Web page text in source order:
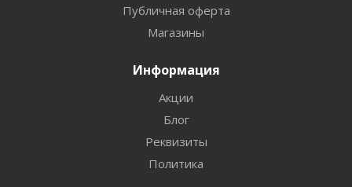
Публичная оферта
Магазины
Информация
Акции
Блог
Реквизиты
Политика